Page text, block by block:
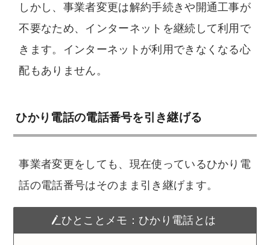
しかし、事業者変更は解約手続きや開通工事が
不要なため、インターネットを継続して利用で
きます。インターネットが利用できなくなる心
配もありません。
ひかり電話の電話番号を引き継げる
事業者変更をしても、現在使っているひかり電
話の電話番号はそのまま引き継げます。
ひとことメモ：ひかり電話とは